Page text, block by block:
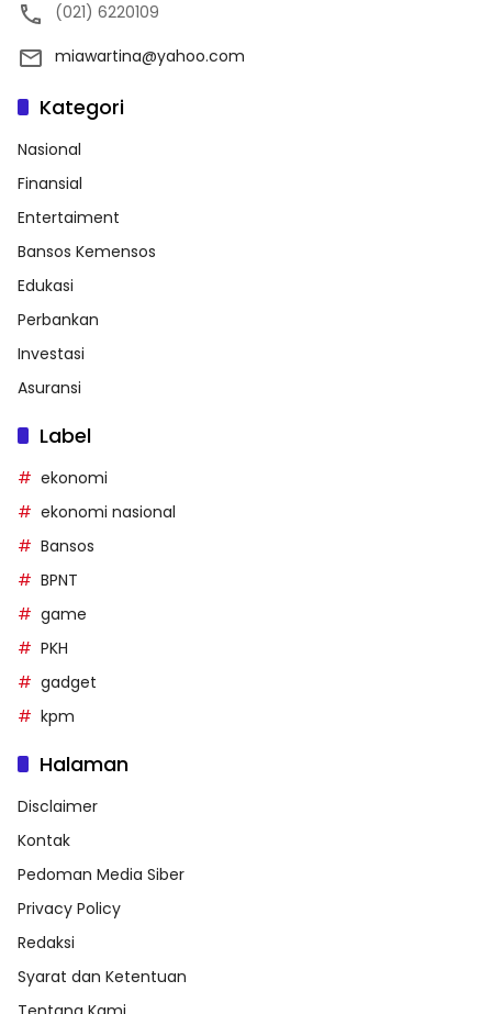
(021) 6220109
miawartina@yahoo.com
Kategori
Nasional
Finansial
Entertaiment
Bansos Kemensos
Edukasi
Perbankan
Investasi
Asuransi
Label
ekonomi
ekonomi nasional
Bansos
BPNT
game
PKH
gadget
kpm
Halaman
Disclaimer
Kontak
Pedoman Media Siber
Privacy Policy
Redaksi
Syarat dan Ketentuan